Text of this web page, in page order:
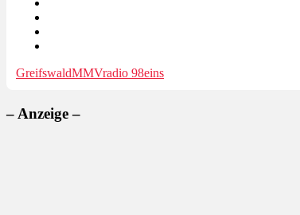
GreifswaldMMVradio 98eins
– Anzeige –